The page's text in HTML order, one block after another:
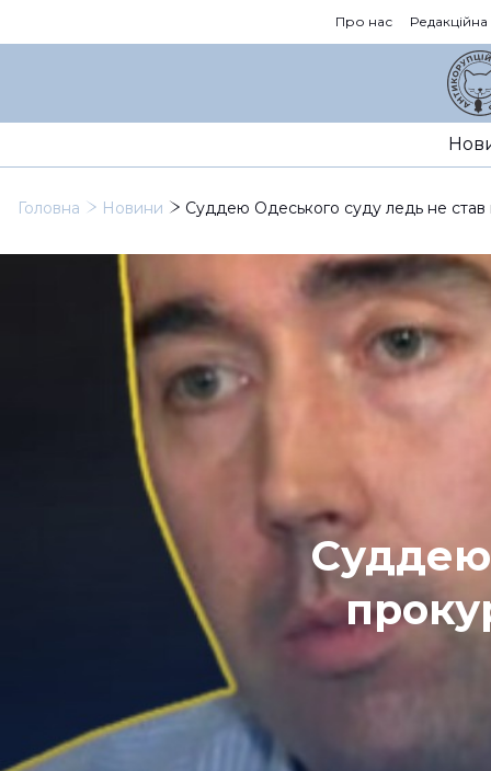
Про нас Редакційна
Головна Новини Суддею Одеського суду ледь не став
Суддею